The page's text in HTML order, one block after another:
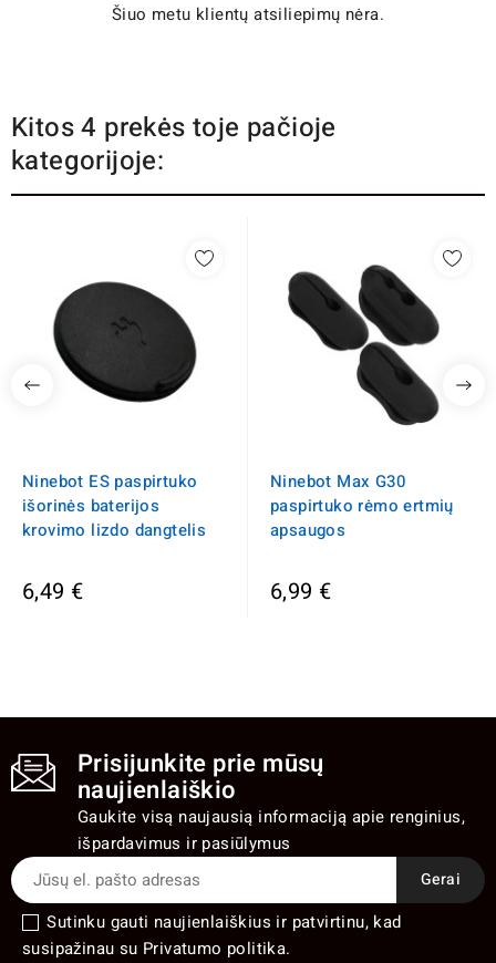
Šiuo metu klientų atsiliepimų nėra.
Kitos 4 prekės toje pačioje
kategorijoje:
Ninebot ES paspirtuko
išorinės baterijos
krovimo lizdo dangtelis
6,49 €
Ninebot Max G30
paspirtuko rėmo ertmių
apsaugos
6,99 €
Prisijunkite prie mūsų
naujienlaiškio
Gaukite visą naujausią informaciją apie renginius,
išpardavimus ir pasiūlymus
Sutinku gauti naujienlaiškius ir patvirtinu, kad
susipažinau su Privatumo politika.